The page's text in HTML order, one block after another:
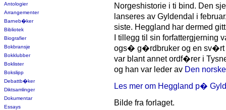
Antologier
Arrangementer
Barneb�ker
Bibliotek
Biografier
Bokbransje
Bokklubber
Boklister
Bokslipp
Debattb�ker
Diktsamlinger
Dokumentar
Essays
Norgeshistorie i ti bind. Den
lanseres av Gyldendal i
siste. Heggland har dermed
I tillegg til sin forfattergjerning
ogs� g�rdbruker og en sv�rt
var blant annet ordf�rer i
og han var leder av Den
Les mer om Heggland p�
Bilde fra forlaget.